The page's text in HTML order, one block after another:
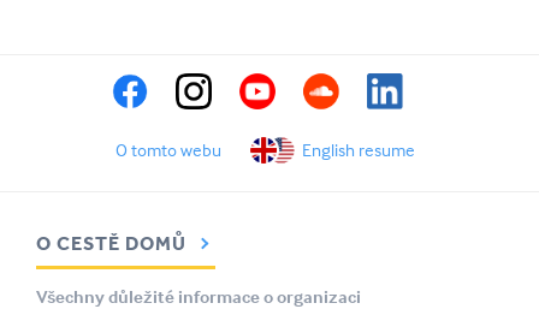
O tomto webu English resume
O CESTĚ DOMŮ
Všechny důležité informace o organizaci